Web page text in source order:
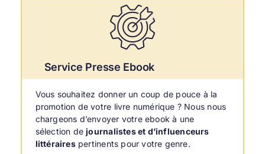
Service Presse Ebook
Vous souhaitez donner un coup de pouce à la
promotion de votre livre numérique ? Nous nous
chargeons d’envoyer votre ebook à une
sélection dejournalistes et d’influenceurs
littérairespertinents pour votre genre.